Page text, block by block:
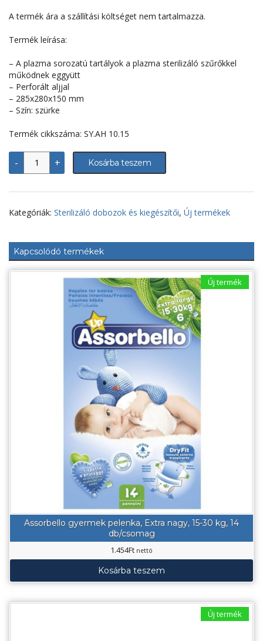
A termék ára a szállítási költséget nem tartalmazza.
Termék leírása:
– A plazma sorozatú tartályok a plazma sterilizáló szűrőkkel
működnek eggyütt
– Perforált aljjal
– 285x280x150 mm
– Szín: szürke
Termék cikkszáma: SY.AH 10.15
-
Sterilizáló
doboz/konténer
-
mm,
széria,
mennyiség
+ Kosárba teszem
Kategóriák: Sterilizáló dobozok és kiegészítői, Új termékek
Kapcsolódó termékek
Új termék
Assorbello gyermek pelenka, Extra nagy, 15-30 kg, 14
db/csomag
1.454Ft nettó
Kosárba teszem
Új termék